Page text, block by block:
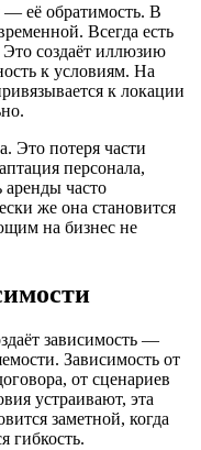
— её обратимость. В
Всегда есть
создаёт иллюзию
к условиям. На
к локации
Это потеря части
персонала,
часто
же она становится
на бизнес не
зависимость —
Зависимость от
от сценариев
устраивают, эта
заметной, когда
гибкость.